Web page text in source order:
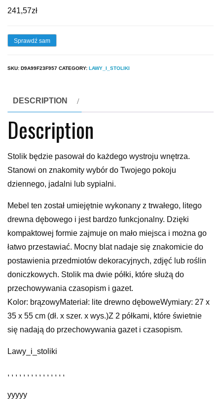
241,57zł
Sprawdź sam
SKU: D9A99F23F957 CATEGORY: LAWY_I_STOLIKI
DESCRIPTION
Description
Stolik będzie pasował do każdego wystroju wnętrza.
Stanowi on znakomity wybór do Twojego pokoju
dziennego, jadalni lub sypialni.
Mebel ten został umiejętnie wykonany z trwałego, litego
drewna dębowego i jest bardzo funkcjonalny. Dzięki
kompaktowej formie zajmuje on mało miejsca i można go
łatwo przestawiać. Mocny blat nadaje się znakomicie do
postawienia przedmiotów dekoracyjnych, zdjęć lub roślin
doniczkowych. Stolik ma dwie półki, które służą do
przechowywania czasopism i gazet.
Kolor: brązowyMateriał: lite drewno dęboweWymiary: 27 x
35 x 55 cm (dł. x szer. x wys.)Z 2 półkami, które świetnie
się nadają do przechowywania gazet i czasopism.
Lawy_i_stoliki
, , , , , , , , , , , , , , ,
yyyyy